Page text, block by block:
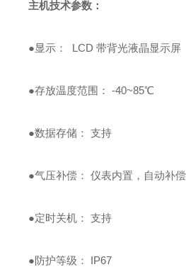
主机技术参数：
●显示： LCD带背光液晶显示屏
●存放温度范围： -40~85℃
●数据存储： 支持
●气压补偿： 仪表内置，自动补偿
●定时关机： 支持
●防护等级： IP67